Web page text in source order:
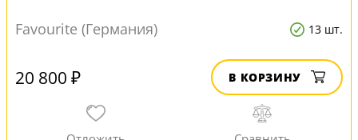
Favourite (Германия) 13 шт.
20 800 ₽ В КОРЗИНУ